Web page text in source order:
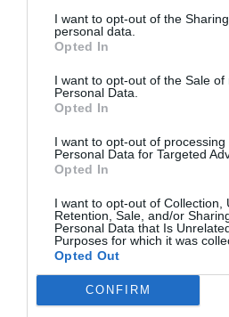
I want to opt-out of the
personal data.
Opted In
I want to opt-out of the Sale of
Personal Data.
Opted In
I want to opt-out of processing
Personal Data for Targeted
Opted In
I want to opt-out of Collection,
Retention, Sale, and/or
Personal Data that Is
Purposes for which it was
Opted Out
CONFIRM
Trastornos
relación con
meningitis y
Juan Carlos
29/10/2019
Demencias,
Parkinson y
Alzheimer